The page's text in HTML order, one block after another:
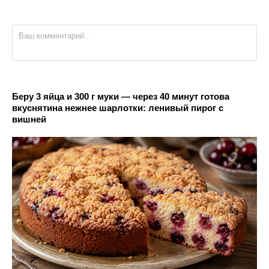
Беру 3 яйца и 300 г муки — через 40 минут готова
вкуснятина нежнее шарлотки: ленивый пирог с
вишней